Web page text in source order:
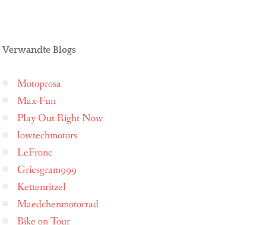
Verwandte Blogs
Motoprosa
Max-Fun
Play Out Right Now
lowtechmotors
LeFronc
Griesgram999
Kettenritzel
Maedchenmotorrad
Bike on Tour